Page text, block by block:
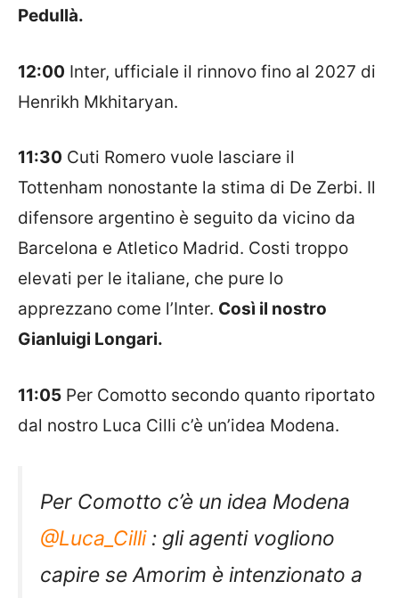
Pedullà.
12:00 Inter, ufficiale il rinnovo fino al 2027 di
Henrikh Mkhitaryan.
11:30 Cuti Romero vuole lasciare il
Tottenham nonostante la stima di De Zerbi. Il
difensore argentino è seguito da vicino da
Barcelona e Atletico Madrid. Costi troppo
elevati per le italiane, che pure lo
apprezzano come l’Inter. Così il nostro
Gianluigi Longari.
11:05 Per Comotto secondo quanto riportato
dal nostro Luca Cilli c’è un’idea Modena.
Per Comotto c’è un idea Modena
@Luca_Cilli: gli agenti vogliono
capire se Amorim è intenzionato a